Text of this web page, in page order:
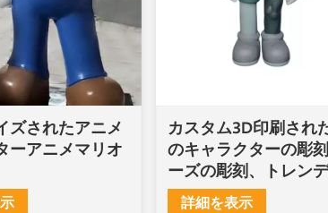
ズされたアニメ
ーアニメマリオ
カスタム3D印刷され
のキャラクターの彫
ーズの彫刻、トレン
おもちゃ
詳細を表示